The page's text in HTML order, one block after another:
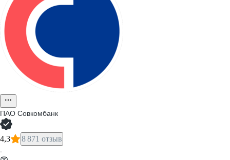
ПАО Совкомбанк
4,3 8 871 отзыв
·